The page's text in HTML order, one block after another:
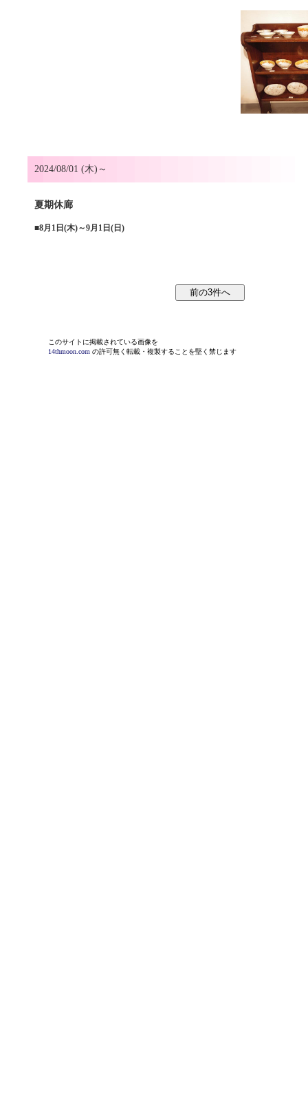
2024/08/01 (木)～
夏期休廊
■8月1日(木)～9月1日(日)
このサイトに掲載されている画像を
14thmoon.com の許可無く転載・複製することを堅く禁じます